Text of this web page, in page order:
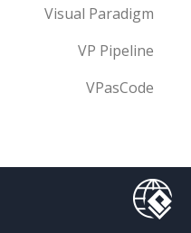
Visual Paradigm
VP Pipeline
VPasCode